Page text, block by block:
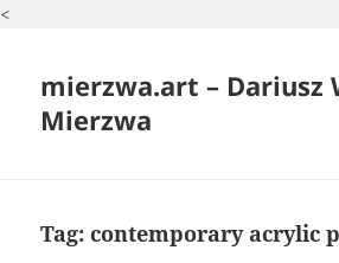
<
mierzwa.art – Dariusz
Mierzwa
Tag:contemporary acrylic